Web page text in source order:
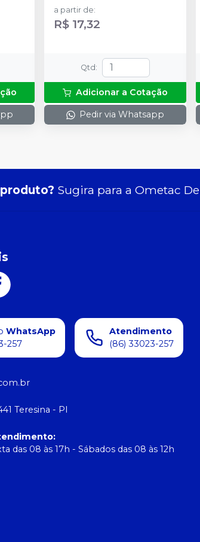
a partir de:
R$ 17,32
Qtd :
Adicionar a Cotação
Pedir via Whatsapp
Sugira para a Ometac
WhatsApp
257
Atendimento
(86) 33023-257
Teresina - PI
:
das 08 às 17h - Sábados das 08 às 12h